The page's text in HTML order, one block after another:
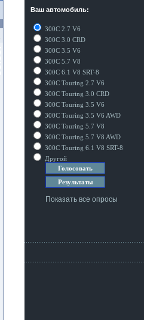
Ваш автомобиль:
300C 2.7 V6
300C 3.0 CRD
300C 3.5 V6
300C 5.7 V8
300C 6.1 V8 SRT-8
300C Touring 2.7 V6
300C Touring 3.0 CRD
300C Touring 3.5 V6
300C Touring 3.5 V6 AWD
300C Touring 5.7 V8
300C Touring 5.7 V8 AWD
300C Touring 6.1 V8 SRT-8
Другой
Показать все опросы